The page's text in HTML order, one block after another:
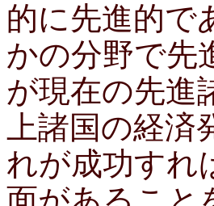
的に先進的で
かの分野で先
が現在の先進
上諸国の経
れが成功すれ